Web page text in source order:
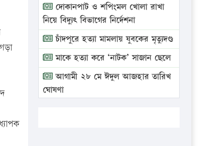
দোকানপাট ও শপিংমল খোলা রাখা
নিয়ে বিদ্যুৎ বিভাগের নির্দেশনা
চাঁদপুরে হত্যা মামলায় যুবকের মৃত্যুদণ্ড
মাকে হত্যা করে ‘নাটক’ সাজান ছেলে
আগামী ২৮ মে ঈদুল আজহার তারিখ
ঘোষণা